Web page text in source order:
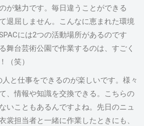
が魅力です。毎日違うことができる
退屈しません。こんなに恵まれた環境
には2つの活動場所があるのです
舞台芸術公園で作業するのは、すごく
（笑）
人と仕事をできるのが楽しいです。様々
、情報や知識を交換できる。こちらの
いこともあるんですよね。先日のニュ
裳担当者と一緒に作業したときにも、